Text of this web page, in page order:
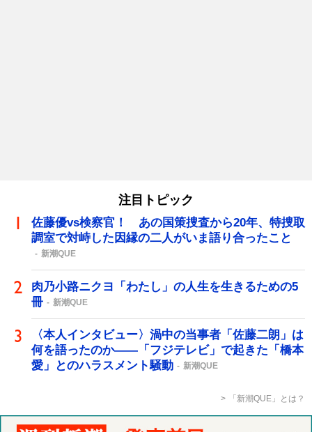
注目トピック
佐藤優vs検察官！ あの国策捜査から20年、特捜取
調室で対峙した因縁の二人がいま語り合ったこと
新潮QUE
肉乃小路ニクヨ「わたし」の人生を生きるための5
冊
新潮QUE
〈本人インタビュー〉渦中の当事者「佐藤二朗」は
何を語ったのか――「フジテレビ」で起きた「橋本
愛」とのハラスメント騒動
新潮QUE
「新潮QUE」とは？